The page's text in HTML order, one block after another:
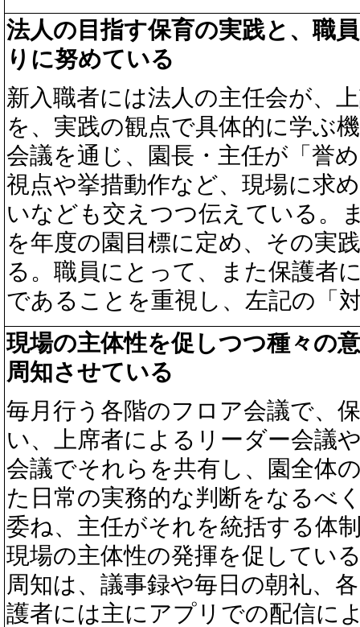
法人の目指す保育の実践と、職
りに努めている
新入職者には法人の主任会が、
を、実践の観点で具体的に学ぶ
会議を通じ、園長・主任が「誉
視点や挙措動作など、現場に求
いなども交えつつ伝えている。
を年度の園目標に定め、その実
る。職員にとって、また保護者
であることを重視し、左記の「
現場の主体性を促しつつ種々の
周知させている
毎月行う各階のフロア会議で、
い、上席者によるリーダー会議
会議でそれらを共有し、園全体
た日常の実務的な判断をなるべ
委ね、主任がそれを統括する体
現場の主体性の発揮を促してい
周知は、議事録や毎日の朝礼、
護者には主にアプリでの配信に